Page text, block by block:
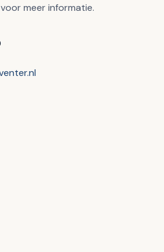
meer informatie.